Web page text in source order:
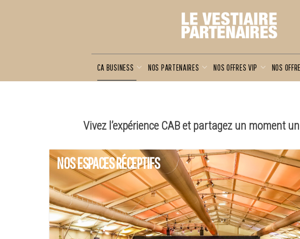
CA BUSINESS NOS PARTENAIRES NOS OFFRES VIP NOS
Vivez l’expérience CAB et partagez un moment
NOS ESPACES RÉCEPTIFS